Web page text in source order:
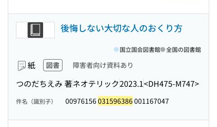
後悔しない大切な人のおくり方
紙 図書 障害者向け資料あり
つのだちえみ 著ネオテリック2023.1<DH475-M747>
国立国会図書館 全国の図書館
件名（識別子） 00976156031596386001167047